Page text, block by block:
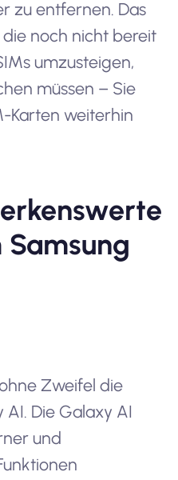
zu entfernen. Das
die noch nicht bereit
umzusteigen,
müssen – Sie
Karten weiterhin
Zweifel die
Die Galaxy AI
und